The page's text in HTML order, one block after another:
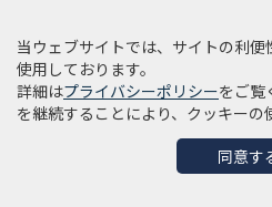
WEB広告に関
当ウェブサイトでは、サイトの利
使用しております。
詳細はプライバシーポリシーをご覧
を継続することにより、クッキーの
同意す